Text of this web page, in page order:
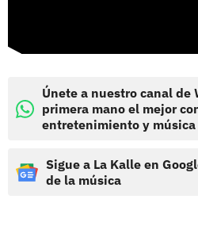
Únete a nuestro canal
primera mano el mejor
entretenimiento y música
Sigue a La Kalle en
de la música